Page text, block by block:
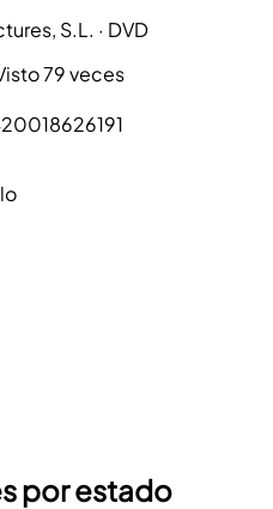
S.L. · DVD
79 veces
por estado